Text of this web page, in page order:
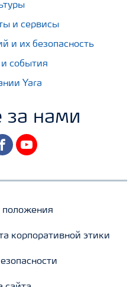
и сервисы
и их безопасность
события
Yara
за нами
youtube
положения
корпоративной этики